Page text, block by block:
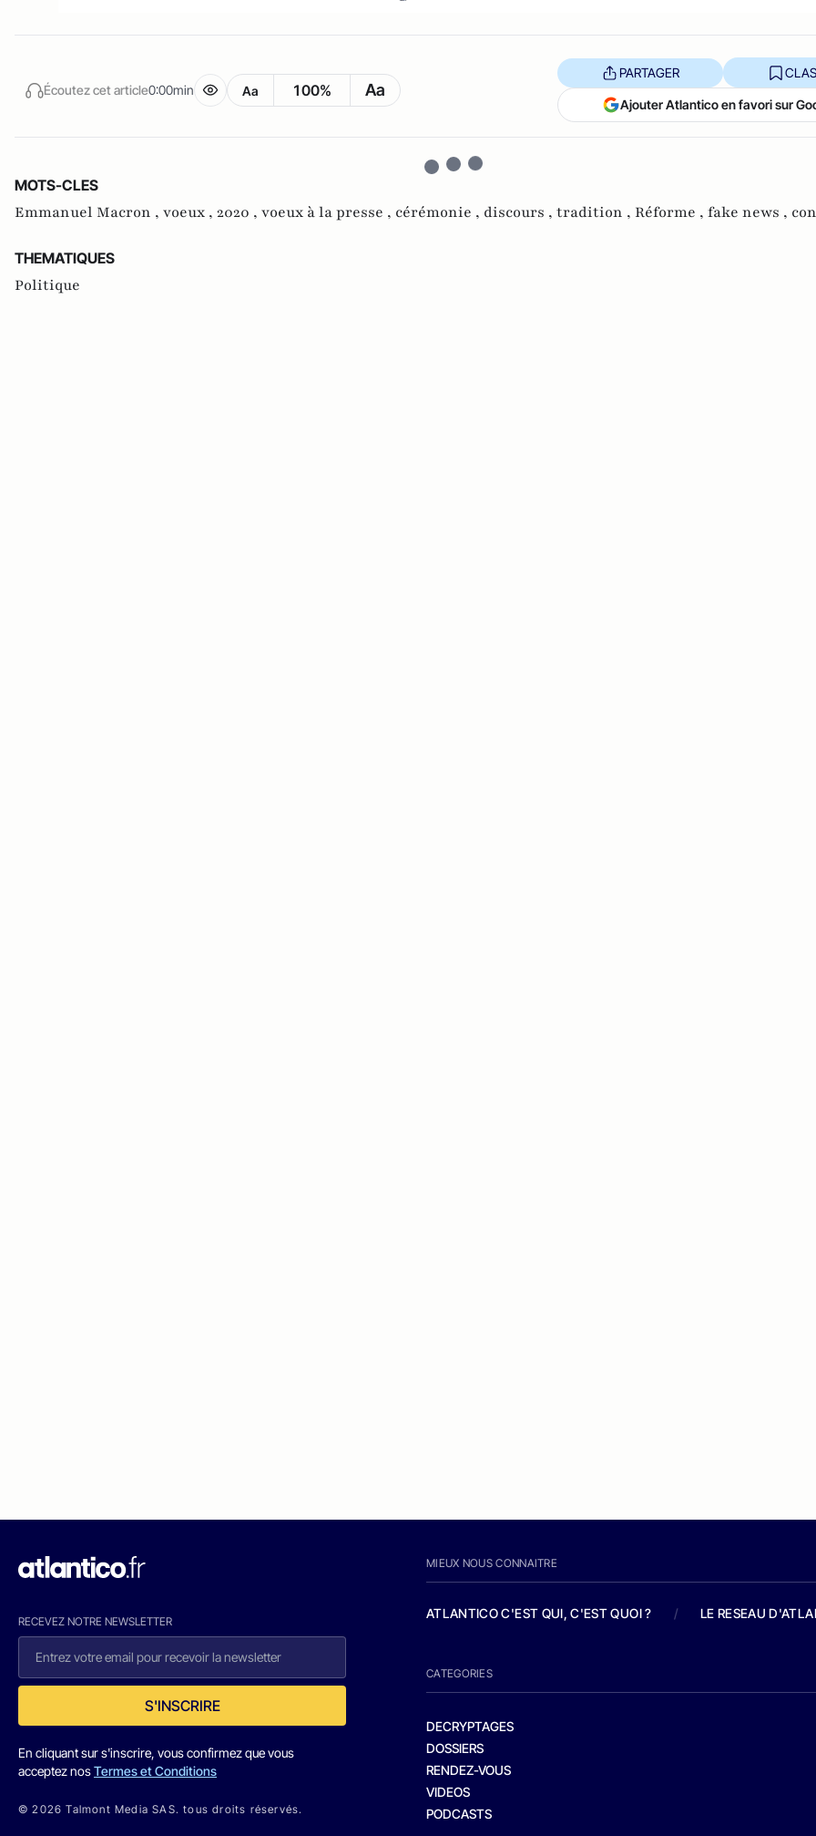
Écoutez cet article0:00min Aa 100% Aa
PARTAGER
Ajouter Atlantico en favori sur
MOTS-CLES
Emmanuel Macron , voeux , 2020 , voeux à la presse , cérémonie , discours , tradition , Réforme , fake news ,
THEMATIQUES
Politique
RECEVEZ NOTRE NEWSLETTER
S'INSCRIRE
En cliquant sur s'inscrire, vous confirmez que vous
acceptez nosTermes et Conditions
© 2026 Talmont Media SAS. tous droits réservés.
MIEUX NOUS CONNAITRE
ATLANTICO C'EST QUI, C'EST QUOI ? / LE RESEAU
CATEGORIES
DECRYPTAGES
DOSSIERS
RENDEZ-VOUS
VIDEOS
PODCASTS